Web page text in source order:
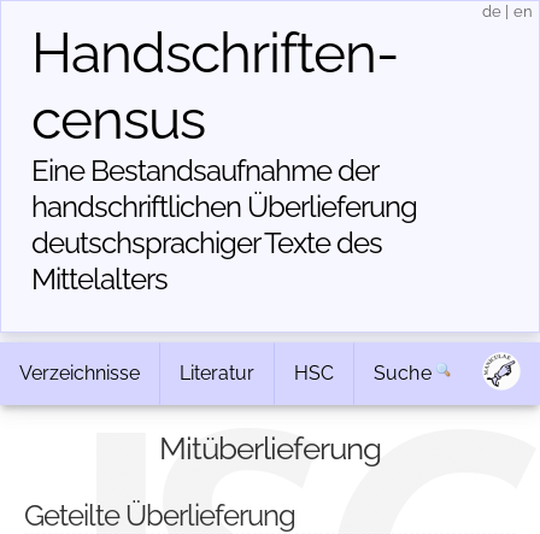
Handschriften­
census
Eine Bestandsaufnahme der
handschriftlichen Über­lieferung
deutschsprachiger Texte des
Mittelalters
de en
Verzeichnisse Literatur HSC Suche
Mitüberlieferung
Geteilte Überlieferung